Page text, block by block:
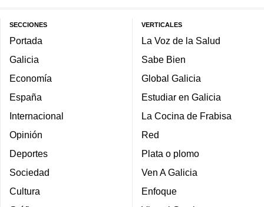
SECCIONES
Portada
Galicia
Economía
España
Internacional
Opinión
Deportes
Sociedad
Cultura
VERTICALES
La Voz de la Salud
Sabe Bien
Global Galicia
Estudiar en Galicia
La Cocina de Frabisa
Red
Plata o plomo
Ven A Galicia
Enfoque